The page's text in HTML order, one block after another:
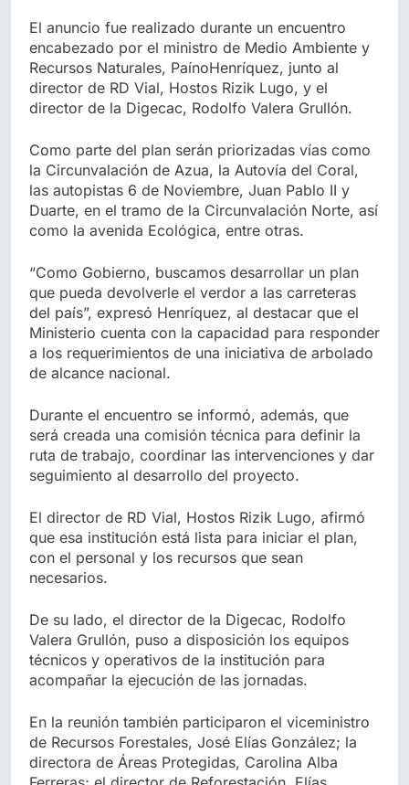
El anuncio fue realizado durante un encuentro
encabezado por el ministro de Medio Ambiente y
Recursos Naturales, PaínoHenríquez, junto al
director de RD Vial, Hostos Rizik Lugo, y el
director de la Digecac, Rodolfo Valera Grullón.
Como parte del plan serán priorizadas vías como
la Circunvalación de Azua, la Autovía del Coral,
las autopistas 6 de Noviembre, Juan Pablo II y
Duarte, en el tramo de la Circunvalación Norte, así
como la avenida Ecológica, entre otras.
“Como Gobierno, buscamos desarrollar un plan
que pueda devolverle el verdor a las carreteras
del país”, expresó Henríquez, al destacar que el
Ministerio cuenta con la capacidad para responder
a los requerimientos de una iniciativa de arbolado
de alcance nacional.
Durante el encuentro se informó, además, que
será creada una comisión técnica para definir la
ruta de trabajo, coordinar las intervenciones y dar
seguimiento al desarrollo del proyecto.
El director de RD Vial, Hostos Rizik Lugo, afirmó
que esa institución está lista para iniciar el plan,
con el personal y los recursos que sean
necesarios.
De su lado, el director de la Digecac, Rodolfo
Valera Grullón, puso a disposición los equipos
técnicos y operativos de la institución para
acompañar la ejecución de las jornadas.
En la reunión también participaron el viceministro
de Recursos Forestales, José Elías González; la
directora de Áreas Protegidas, Carolina Alba